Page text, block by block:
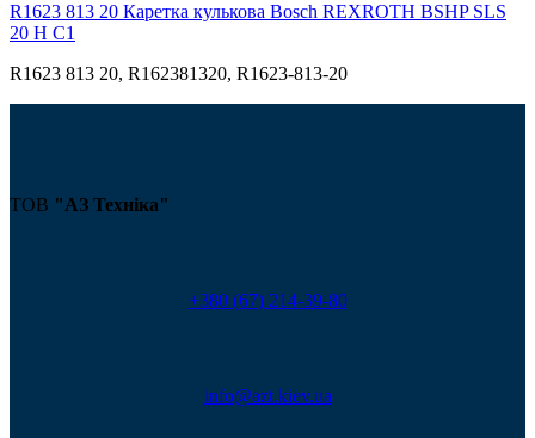
R1623 813 20 Каретка кулькова Bosch REXROTH BSHP SLS
20 H С1
R1623 813 20, R162381320, R1623-813-20
ТОВ "АЗ Техніка"
+380 (67) 214-39-80
info@azt.kiev.ua